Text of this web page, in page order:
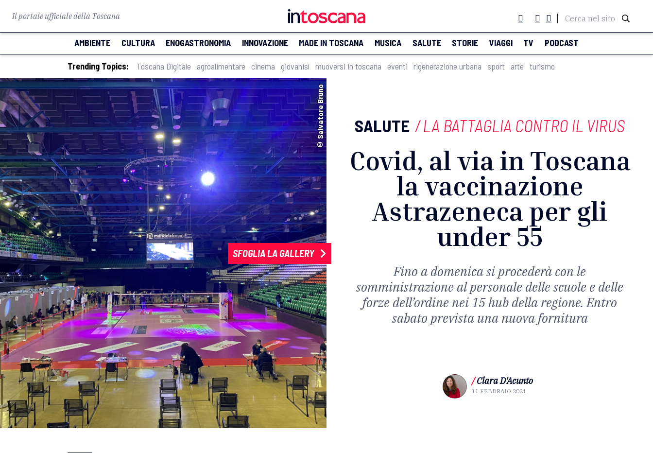
Il portale ufficiale della Toscana Cerca nel sito
AMBIENTE CULTURA ENOGASTRONOMIA INNOVAZIONE MADE IN TOSCANA MUSICA SALUTE STORIE VIAGGI TV PODCAST
Trending Topics: Toscana Digitale agroalimentare cinema giovanisì muoversi in toscana eventi rigenerazione urbana sport arte turismo
SFOGLIA LA GALLERY
© Salvatore Bruno SALUTE /LA BATTAGLIA CONTRO IL VIRUS
Covid, al via in Toscana
la vaccinazione
Astrazeneca per gli
under 55
Fino a domenica si procederà con le
somministrazione al personale delle scuole e delle
forze dell’ordine nei 15 hub della regione. Entro
sabato prevista una nuova fornitura
/ Clara D'Acunto
11 FEBBRAIO 2021